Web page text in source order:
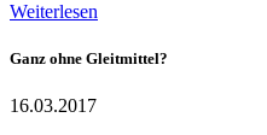
Weiterlesen
Ganz ohne Gleitmittel?
16.03.2017